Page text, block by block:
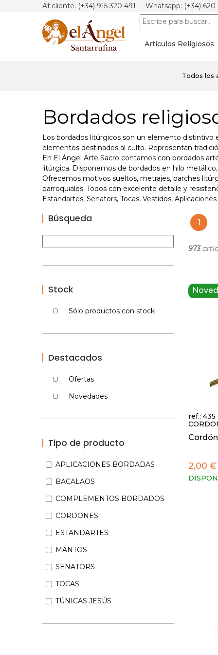
At.cliente: (+34) 915 320 491 Whatsapp: (+34) 620
Artículos Religiosos
Todos los
Bordados
Los bordados litúrgicos son un elemento distintivo
elementos destinados al culto. Representan
En El Ángel Arte Sacro contamos con bordados
litúrgica. Disponemos de bordados en hilo
Ofrecemos motivos sueltos, metrajes, parches
parroquiales. Todos con excelente detalle y
Estandartes, Senators, Tocas, Vestidos,
Búsqueda
Stock
Sólo productos con stock
Destacados
Ofertas
Novedades
Tipo de producto
APLICACIONES BORDADAS
BACALAOS
COMPLEMENTOS BORDADOS
CORDONES
ESTANDARTES
MANTOS
SENATORS
TOCAS
TÚNICAS JESÚS
1
973
ref.: 435
2,00 €